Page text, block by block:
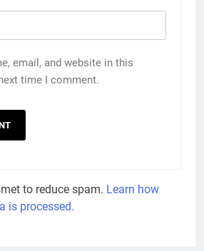
email, and website in this
time I comment.
to reduce spam. Learn how
is processed.